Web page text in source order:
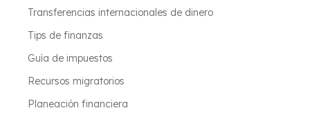
Transferencias internacionales de dinero
Tips de finanzas
Guía de impuestos
Recursos migratorios
Planeación financiera